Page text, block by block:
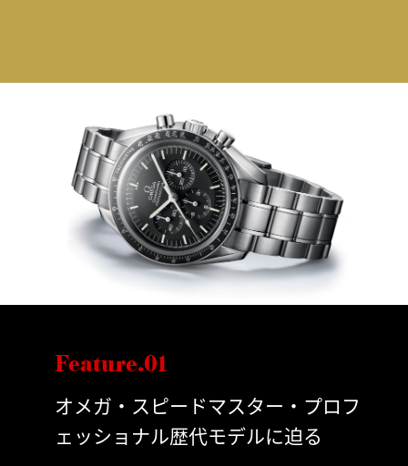
Feature.01
オメガ・スピードマスター・プロフ
ェッショナル歴代モデルに迫る